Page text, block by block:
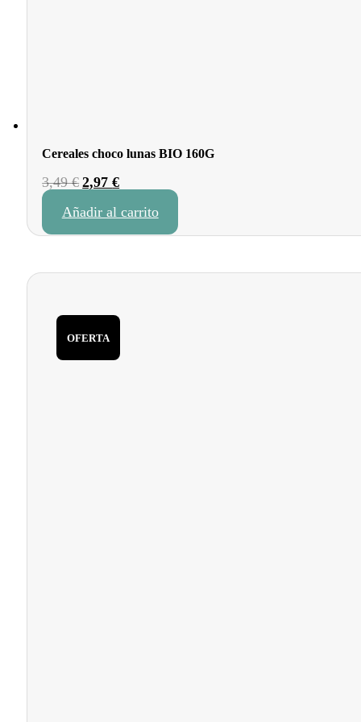
Cereales choco lunas BIO 160G
3,49€ El
original
2,97€El
actual
Añadir al carrito
OFERTA